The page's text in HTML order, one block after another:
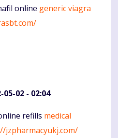
online generic viagra
05-02 - 02:04
refills medical
jzpharmacyukj.com/